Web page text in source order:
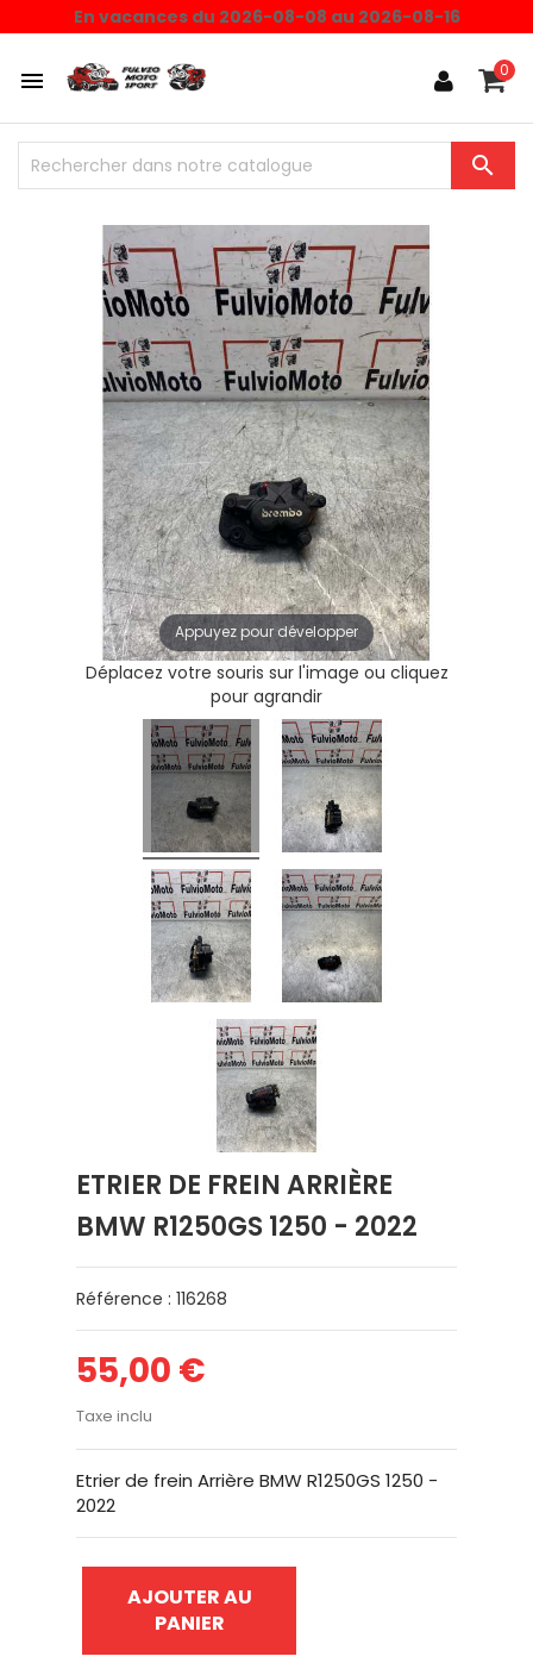
En vacances du 2026-08-08 au 2026-08-16
 0

Appuyez pour développer
Déplacez votre souris sur l'image ou cliquez
pour agrandir
ETRIER DE FREIN ARRIÈRE
BMW R1250GS 1250 - 2022
Référence : 116268
55,00 €
Taxe inclu
Etrier de frein Arrière BMW R1250GS 1250 -
2022
AJOUTER AU
PANIER